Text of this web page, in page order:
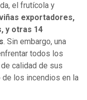
el frutícola y
exportadores,
y otras 14
. Sin embargo, una
todos los
calidad de sus
los incendios en la